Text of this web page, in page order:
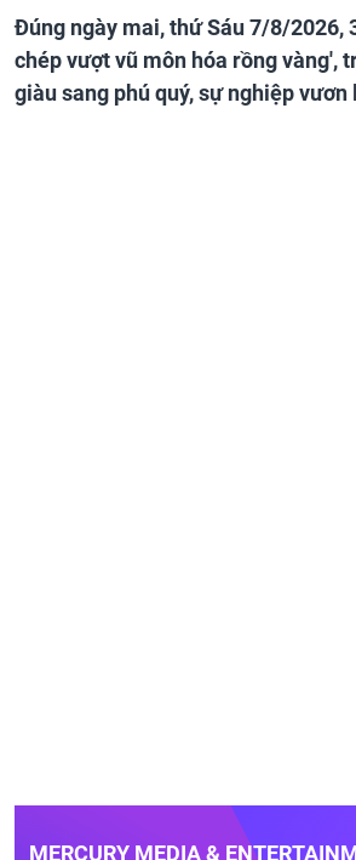
Đúng ngày mai, thứ Sáu 7/8/2026,
chép vượt vũ môn hóa rồng vàng',
giàu sang phú quý, sự nghiệp
MERCURY MEDIA &